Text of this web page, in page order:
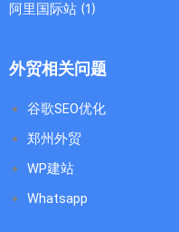
阿里国际站 (1)
外贸相关问题
谷歌SEO优化
郑州外贸
WP建站
Whatsapp